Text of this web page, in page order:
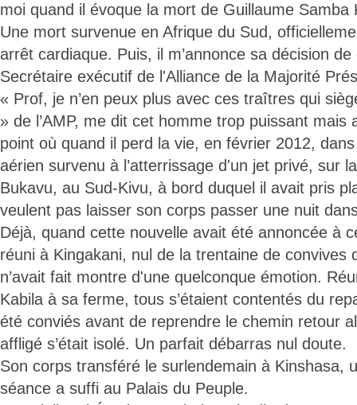
moi quand il évoque la mort de Guillaume Samba
Une mort survenue en Afrique du Sud,
arrêt cardiaque. Puis, il m’annonce sa décision
Secrétaire exécutif de l'Alliance de la Majorité
« Prof, je n’en peux plus avec ces traîtres qui
» de l’AMP, me dit cet homme trop puissant mais
point où quand il perd la vie, en février 2012,
aérien survenu à l’atterrissage d'un jet privé, sur
Bukavu, au Sud-Kivu, à bord duquel il avait pris
veulent pas laisser son corps passer une nuit
Déjà, quand cette nouvelle avait été annoncée à
réuni à Kingakani, nul de la trentaine de convives
n’avait fait montre d'une quelconque émotion.
Kabila à sa ferme, tous s’étaient contentés du
été conviés avant de reprendre le chemin retour
affligé s’était isolé. Un parfait débarras nul doute.
Son corps transféré le surlendemain à Kinshasa,
séance a suffi au Palais du Peuple.